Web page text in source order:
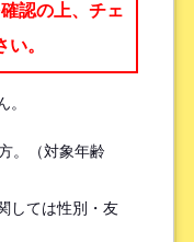
認の上、チェ
。
。（対象年齢
しては性別・友